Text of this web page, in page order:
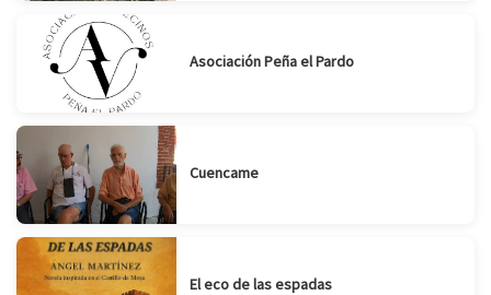
Asociación Peña el Pardo
Cuencame
El eco de las espadas